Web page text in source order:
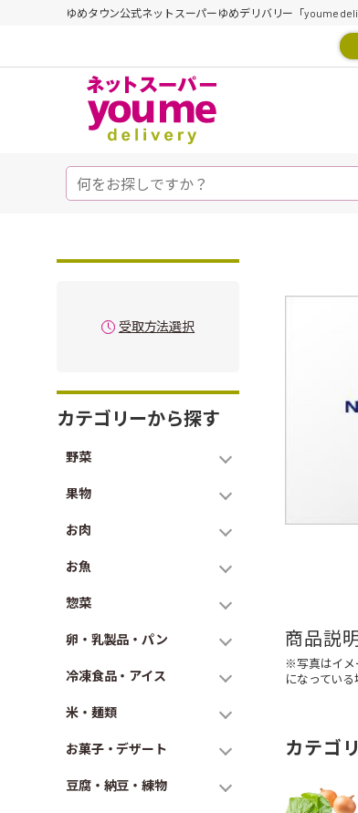
ゆめタウン公式ネットスーパーゆめデリバリー「youme
受取方法選択
カテゴリーから探す
野菜
果物
お肉
お魚
惣菜
卵・乳製品・パン
冷凍食品・アイス
米・麺類
お菓子・デザート
豆腐・納豆・練物
商品説
※写真はイメ
になってい
カテゴ